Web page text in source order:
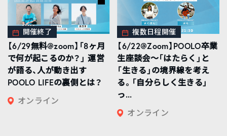
開催終了
【6/29無料@zoom】「8ヶ月
で何が起こるのか？」 運営
が語る、人が動き出す
POOLO LIFEの裏側とは？
オンライン
複数日程開催
【6/22@Zoom】POOLO卒業
生座談会〜「はたらく」と
「生きる」の境界線を考え
る。「自分らしく生きる」
っ...
オンライン